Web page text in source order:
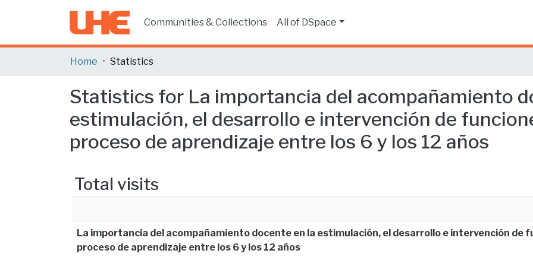
Communities & Collections All of DSpace
Home Statistics
Statistics for La importancia del acompañamiento
estimulación, el desarrollo e intervención de
proceso de aprendizaje entre los 6 y los 12 años
Total visits
La importancia del acompañamiento docente en la estimulación, el desarrollo e intervención de
proceso de aprendizaje entre los 6 y los 12 años